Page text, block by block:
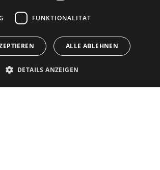
FUNKTIONALITÄT
ALLE ABLEHNEN
DETAILS ANZEIGEN